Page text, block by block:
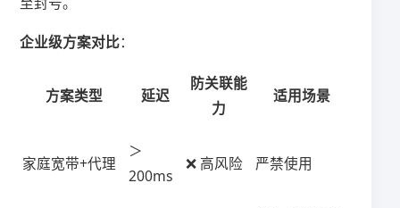
​企业级方案对比​​：
​方案类型​ 延迟
防关联能
力
适用场景
家庭宽带+代理
＞
200ms
❌ 高风险 严禁使用